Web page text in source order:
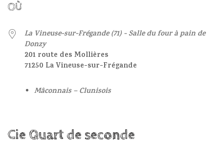
OÙ
La Vineuse-sur-Frégande (71) - Salle du four à pain de
Donzy
201 route des Mollières
71250 La Vineuse-sur-Frégande
Mâconnais – Clunisois
Cie Quart de seconde